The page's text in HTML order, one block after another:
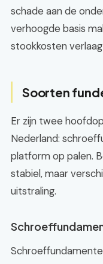
schade aan de
verhoogde basis
stookkosten
Soorten
Er zijn twee
Nederland:
platform op palen.
stabiel, maar
uitstraling.